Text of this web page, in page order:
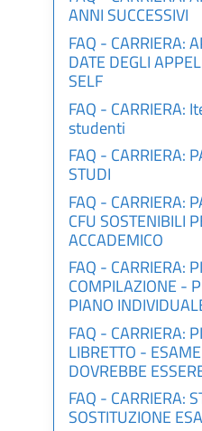
ANNI SUCCESSIVI
FAQ - CARRIERA:
DATE DEGLI
SELF
FAQ - CARRIERA:
studenti
FAQ - CARRIERA:
STUDI
FAQ - CARRIERA:
CFU SOSTENIBILI
ACCADEMICO
FAQ - CARRIERA:
COMPILAZIONE -
PIANO
FAQ - CARRIERA:
LIBRETTO -
DOVREBBE
FAQ - CARRIERA:
SOSTITUZIONE